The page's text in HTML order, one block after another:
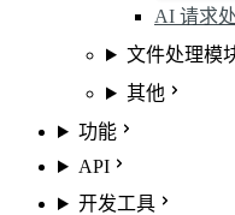
AI 请求
文件处理模
其他
功能
API
开发工具